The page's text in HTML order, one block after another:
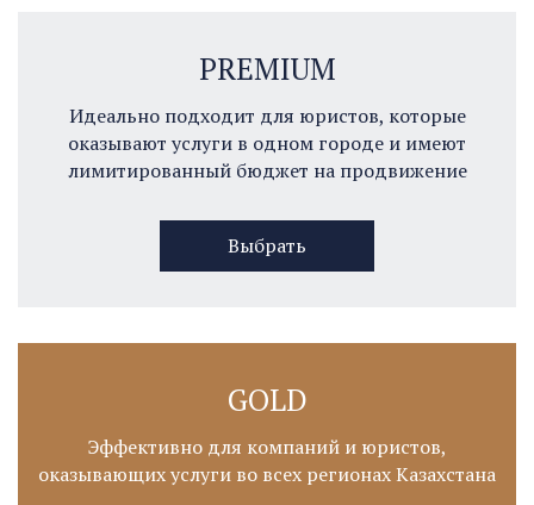
PREMIUM
Идеально подходит для юристов, которые
оказывают услуги в одном городе и имеют
лимитированный бюджет на продвижение
Выбрать
GOLD
Эффективно для компаний и юристов,
оказывающих услуги во всех регионах Казахстана